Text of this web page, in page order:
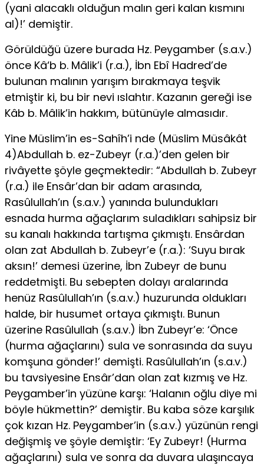
(yani alacaklı olduğun malın geri kalan kısmını
al)!’ demiştir.
Görüldüğü üzere burada Hz. Peygamber (s.a.v.)
önce Kâ‘b b. Mâlik’i (r.a.), İbn Ebî Hadred’de
bulunan malının yarışım bırakma­ya teşvik
etmiştir ki, bu bir nevi ıslahtır. Kazanın gereği ise
Kâb b. Mâlik’in hakkım, bütünüyle almasıdır.
Yine Müslim’in es-Sahîh’i nde (Müslim Müsâkât
4)Abdullah b. ez-Zubeyr (r.a.)’den gelen bir
rivâyette şöyle geçmektedir: “Abdullah b. Zubeyr
(r.a.) ile Ensâr’dan bir adam arasında,
Rasûlullah’ın (s.a.v.) yanında bulundukları
esnada hurma ağaçlarım suladıkları sahipsiz bir
su kanalı hakkında tartışma çıkmıştı. Ensârdan
olan zat Ab­dullah b. Zubeyr’e (r.a.): ‘Suyu bırak
aksın!’ demesi üzerine, İbn Zubeyr de bunu
reddetmişti. Bu sebepten dolayı aralarında
henüz Rasûlullah’ın (s.a.v.) huzurunda oldukları
halde, bir husumet orta­ya çıkmıştı. Bunun
üzerine Rasûlullah (s.a.v.) İbn Zubeyr’e: ‘Önce
(hurma ağaçlarını) sula ve sonrasında da suyu
komşuna gönder!’ demişti. Rasûlullah’ın (s.a.v.)
bu tavsiyesine Ensâr’dan olan zat kızmış ve Hz.
Peygamber’in yüzüne karşı: ‘Halanın oğlu diye mi
böyle hükmettin?’ demiştir. Bu kaba söze karşılık
çok kızan Hz. Peygamber’in (s.a.v.) yüzünün rengi
değişmiş ve şöyle demiştir: ‘Ey Zubeyr! (Hurma
ağaçlarını) sula ve sonra da duvara ulaşıncaya